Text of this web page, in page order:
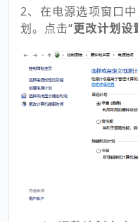
2、在电源选项窗口
划。点击“更改计划设